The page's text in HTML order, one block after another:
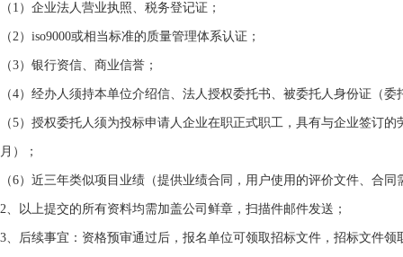
（ 1 ）企业法人营业执照、税务登记证；
（2） iso9000或相当标准的质量管理体系认证；
（3）银行资信、商业信誉；
（4）经办人须持本单位介绍信、法人授权委托书、被委托人身份证（
（5）授权委托人须为投标申请人企业在职正式职工，具有与企业签订
月）；
（6）近三年类似项目业绩（提供业绩合同，用户使用的评价文件、合
2、以上提交的所有资料均需加盖公司鲜章，扫描件邮件发送；
3、后续事宜： 资格预审通过后，报名单位可领取招标文件，招标文件